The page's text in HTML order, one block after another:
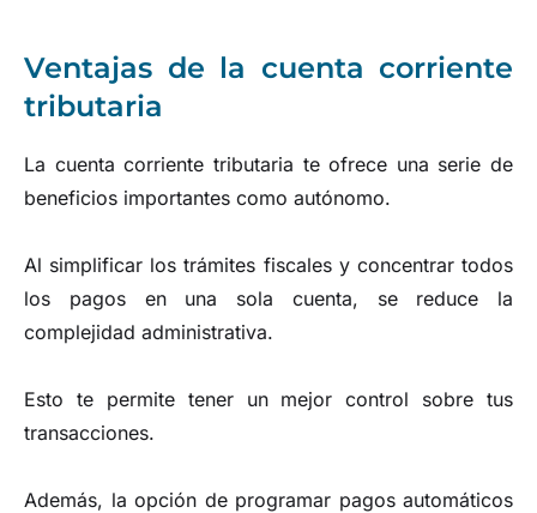
Ventajas de la cuenta corriente
tributaria
La cuenta corriente tributaria te ofrece una serie de
beneficios importantes como autónomo.
Al simplificar los trámites fiscales y concentrar todos
los pagos en una sola cuenta, se reduce la
complejidad administrativa.
Esto te permite tener un mejor control sobre tus
transacciones.
Además, la opción de programar pagos automáticos